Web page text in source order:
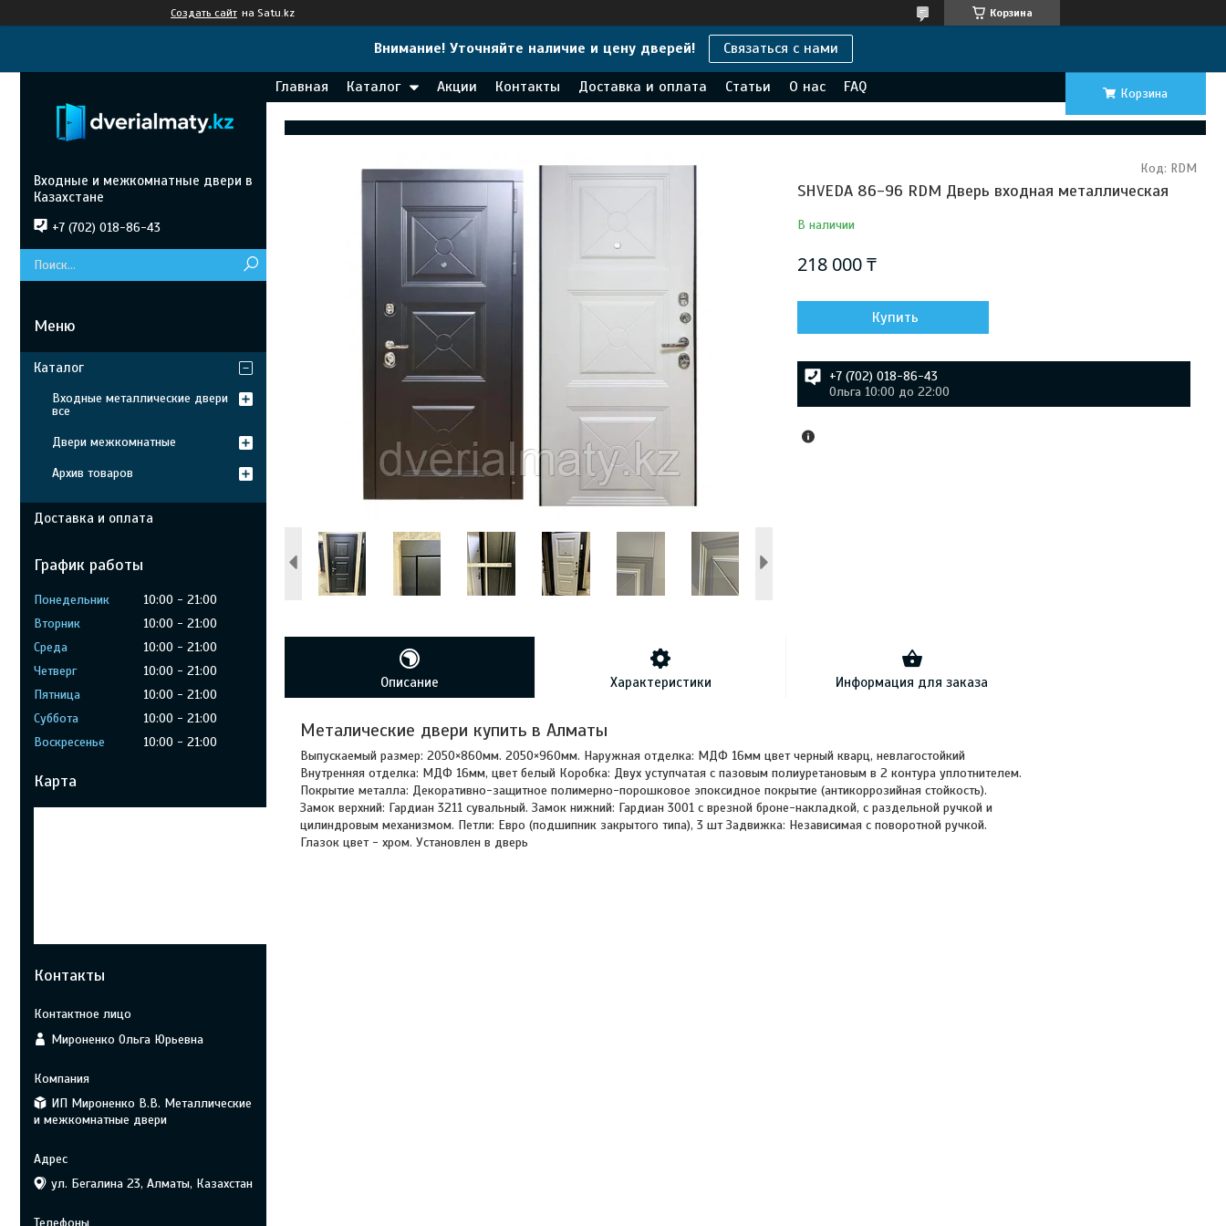
Создать сайт на Satu.kz Корзина
Внимание! Уточняйте наличие и цену дверей! Связаться с нами
Главная Каталог Акции Контакты Доставка и оплата Статьи О нас FAQ Корзина
SHVEDA 86-96 RDM Дверь входная металлическая
В наличии
Код: RDM
218 000 ₸
Купить
+7 (702) 018-86-43
Ольга 10:00 до 22:00
Описание Характеристики Информация для заказа
Металические двери купить в Алматы
Выпускаемый размер: 2050×860мм. 2050×960мм. Наружная отделка: МДФ 16мм цвет черный кварц, невлагостойкий
Внутренняя отделка: МДФ 16мм, цвет белый Коробка: Двух уступчатая с пазовым полиуретановым в 2 контура уплотнителем.
Покрытие металла: Декоративно-защитное полимерно-порошковое эпоксидное покрытие (антикоррозийная стойкость).
Замок верхний: Гардиан 3211 сувальный. Замок нижний: Гардиан 3001 с врезной броне-накладкой, с раздельной ручкой и
цилиндровым механизмом. Петли: Евро (подшипник закрытого типа), 3 шт Задвижка: Независимая с поворотной ручкой.
Глазок цвет - хром. Установлен в дверь
Входные и межкомнатные двери в
Казахстане
+7 (702) 018-86-43
Каталог
Входные металлические двери
все
Двери межкомнатные
Архив товаров
Доставка и оплата
График работы
Понедельник 10:00
21:00
Вторник
10:00
21:00
Среда
10:00
21:00
Четверг
10:00
21:00
Пятница
10:00
21:00
Суббота
10:00
21:00
Воскресенье
10:00 21:00
Карта
Контакты
Мироненко Ольга Юрьевна
ИП Мироненко В.В. Металлические
и межкомнатные двери
ул. Бегалина 23, Алматы, Казахстан